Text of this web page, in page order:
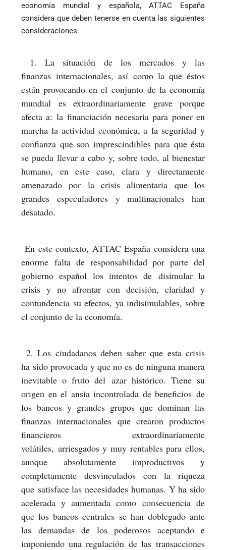
economía mundial y española, ATTAC España
considera que deben tenerse en cuenta las siguientes
consideraciones:
1. La situación de los mercados y las
finanzas internacionales, así como la que éstos
están provocando en el conjunto de la economía
mundial es extraordinariamente grave porque
afecta a: la financiación necesaria para poner en
marcha la actividad económica, a la seguridad y
confianza que son imprescindibles para que ésta
se pueda llevar a cabo y, sobre todo, al bienestar
humano, en este caso, clara y directamente
amenazado por la crisis alimentaria que los
grandes especuladores y multinacionales han
desatado.
En este contexto, ATTAC España considera una
enorme falta de responsabilidad por parte del
gobierno español los intentos de disimular la
crisis y no afrontar con decisión, claridad y
contundencia su efectos, ya indisimulables, sobre
el conjunto de la economía.
2. Los ciudadanos deben saber que esta crisis
ha sido provocada y que no es de ninguna manera
inevitable o fruto del azar histórico. Tiene su
origen en el ansia incontrolada de beneficios de
los bancos y grandes grupos que dominan las
finanzas internacionales que crearon productos
financieros extraordinariamente
volátiles, arriesgados y muy rentables para ellos,
aunque absolutamente improductivos y
completamente desvinculados con la riqueza
que satisface las necesidades humanas. Y ha sido
acelerada y aumentada como consecuencia de
que los bancos centrales se han doblegado ante
las demandas de los poderosos aceptando e
imponiendo una regulación de las transacciones